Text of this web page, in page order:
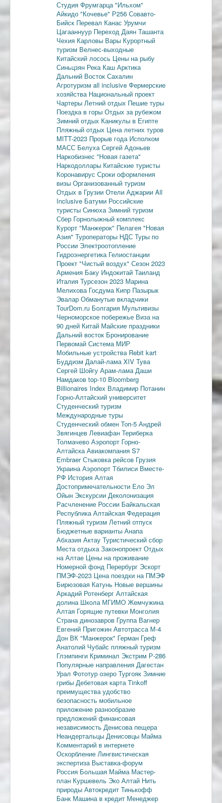
Студия Фрумгарца"Ильхом"
Айкидо "Кочевье" Р256 Совавто-
Бийск Перевал Канас Урумчи
Цагааннуур Переход Даян Ташанта
Чехия Карловы Вары Курортный
туризм Велнес-выходные
Китайский лосось Цены на рыбу
Синьцзян Река Каш Арктика
Дальний Восток Сахалин
Агротуризм all inclusive Фермерские
хозяйства Национальный проект
Чартеры Летний отдых Пешие туры
Поездка в горы Отдых за рубежом
Зимний отдых Каникулы в Египте
Пляжный отдых Цена летних туров
MITT-2023 Прорыв года Исполком
МАСС БелухаСергей Адоньев
Наркобизнес "Новая газета"
Наркодоллары Китайские туристы
Коронавирус Сроки оформления
визы Организованный туризм
Отдых в Грузии Отели Аджарии All
Inclusive Батуми Российские
туристы СинюхаЗимний туризм
Сбер Горнолыжный комплекс
Курорт "Манжерок" Пелагея "Новая
Азия" Туроператоры НДС Туры по
России Электроотопление
Гидроэнергетика Гелиостанции
Проект "Чистый воздух" Сезон 2023
Армения Баку Индокитай Таиланд
Италия Турсезон 2023 Марина
Мелихова Госдума Кипр Пазырык
Эвалар Обманутые вкладчики
TourDom.ru Болгария Мультивизы
Черноморское побережье Виза на
90 дней Китай Майские праздники
Дальний восток Бронирование
Первомай Система МИР
Мобильные устройства Rebit kart
Буддизм Далай-лама XIV Тува
Сергей Шойгу Арам-ламаДаши
Намдаков top-10 Bloomberg
Billionaires Index Владимир Потанин
Горно-Алтайский университет
Студенческий туризм
Международные туры
Студенческий обмен Топ-5 Андрей
Звягинцев Левиафан Териберка
Толмачево Аэропорт Горно-
АлтайскаАвиакомпания S7
EmbraerСтыковка рейсов Грузия
УкраинаАэропорт Тбилиси Вместе-
РФ История Алтая
Достопримечательности Ело Эл
Ойын Экскурсии Деколонизация
Расчленение России Байкальская
РеспубликаАлтайская Федерация
Пляжный туризм Летний отпуск
Бюджетные варианты Анапа
Абхазия Актау Туристический сбор
Места отдыхаЗаконопроект Отдых
на Алтае Цены на проживание
Номерной фонд Перербург Эскорт
ПМЭФ-2023 Цена поездки на ПМЭФ
Бирюзовая Катунь Новые вершины
Аркадий Ротенберг Алтайская
долина Школа МГИМО Жемчужина
Алтая Горящие путевки Монголия
Страна динозавров Группа Вагнер
Евгений Пригожин Автотрасса М-4
Дон ВК "Манжерок" Герман Греф
Анатолий Чубайс пляжный туризм
Глэмпинги Криминал Экстрим Р-286
Популярные направления Дагестан
Урал Фототур озеро Тургояк Зимние
грибы Дебетовая картаTinkoff
преимуществаудобство
безопасность мобильное
приложение разнообразие
предложений финансовая
независимость Денисова пещера
Неандертальцы Денисовцы Майма
Комментарий в интернете
Оскорбление Лингвистическая
экспертиза Выставка-форум
Россия Большая Майма Мастер-
план Куршевель Эко Алтай Нить
природы Автокредит Тинькофф
Банк Машина в кредит Менеджер